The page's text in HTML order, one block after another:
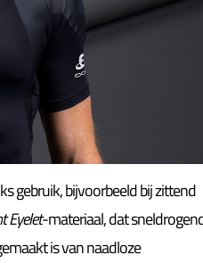
gebruik, bijvoorbeeld bij zittend
Eyelet-materiaal, dat
is van naadloze